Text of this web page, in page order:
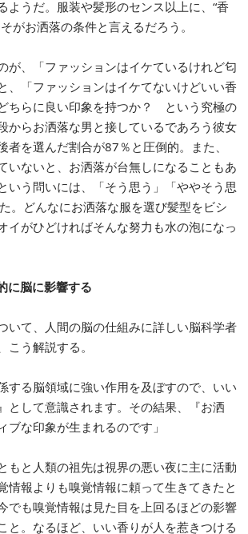
ようだ。服装や髪形のセンス以上に、“香
がお洒落の条件と言えるだろう。
が、「ファッションはイケているけれど匂
、「ファッションはイケてないけどいい香
ちらに良い印象を持つか？ という究極の
からお洒落な男と接しているであろう彼女
者を選んだ割合が87％と圧倒的。また、
いないと、お洒落が台無しになることもあ
いう問いには、「そう思う」「ややそう思
。どんなにお洒落な服を選び髪型をビシ
イがひどければそんな努力も水の泡になっ
に脳に影響する
いて、人間の脳の仕組みに詳しい脳科学者
う解説する。
する脳領域に強い作用を及ぼすので、いい
として意識されます。その結果、『お洒
ブな印象が生まれるのです」
もと人類の祖先は視界の悪い夜に主に活動
情報よりも嗅覚情報に頼って生きてきたと
でも嗅覚情報は見た目を上回るほどの影響
と。なるほど、いい香りが人を惹きつける